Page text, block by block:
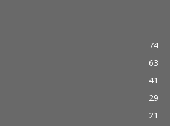
74
63
41
29
21